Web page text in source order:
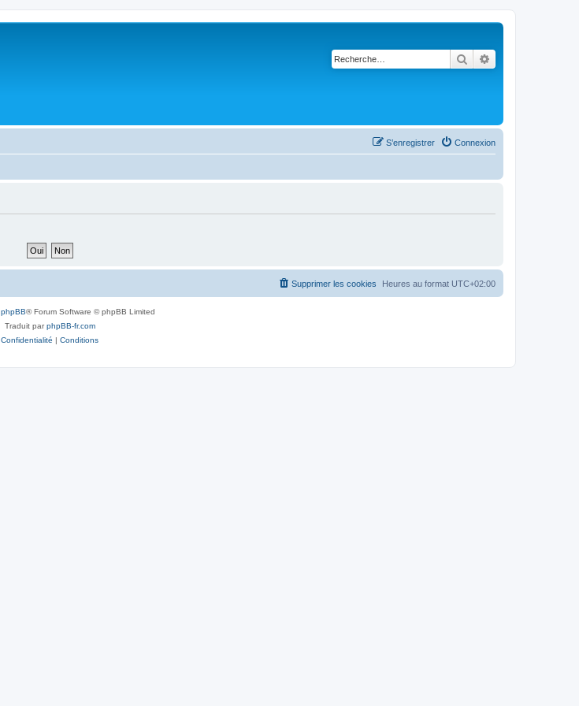
Rechercher
Connexion
S’enregistrer
Heures au format UTC+02:00
Supprimer les cookies
phpBB® Forum Software © phpBB Limited
Traduit parphpBB-fr.com
Confidentialité | Conditions